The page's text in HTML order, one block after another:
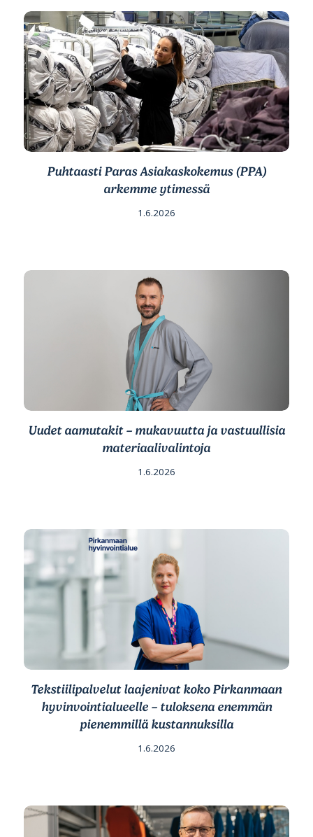
Puhtaasti Paras Asiakaskokemus (PPA)
arkemme ytimessä
1.6.2026
Uudet aamutakit – mukavuutta ja vastuullisia
materiaalivalintoja
1.6.2026
Tekstiilipalvelut laajenivat koko Pirkanmaan
hyvinvointialueelle – tuloksena enemmän
pienemmillä kustannuksilla
1.6.2026